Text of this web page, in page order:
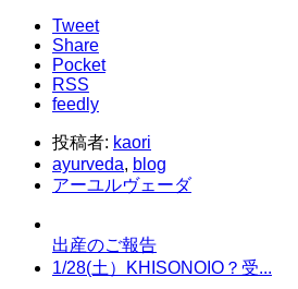
Tweet
Share
Pocket
RSS
feedly
投稿者: kaori
ayurveda, blog
アーユルヴェーダ
出産のご報告
1/28(土）KHISONOIO？受...